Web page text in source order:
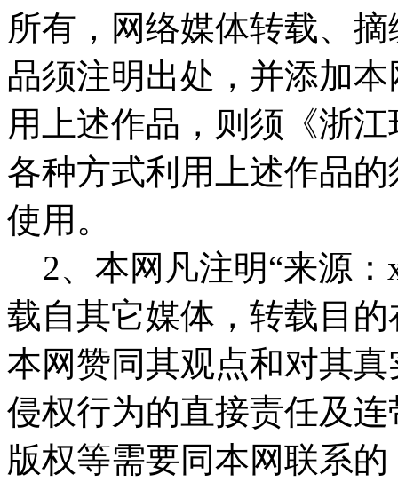
所有，网络媒体转载、
品须注明出处，并添加
用上述作品，则须《浙
各种方式利用上述作品
使用。
2、本网凡注明“来源：
载自其它媒体，转载目
本网赞同其观点和对其
侵权行为的直接责任及
版权等需要同本网联系